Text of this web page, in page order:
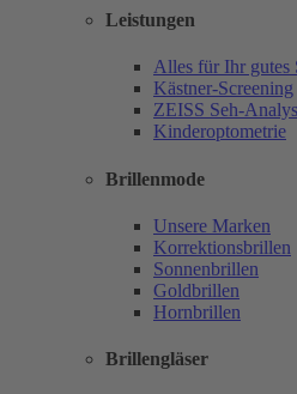
Leistungen
Alles für Ihr gutes
Kästner-Screening
ZEISS Seh-
Kinderoptometrie
Brillenmode
Unsere Marken
Korrektionsbrillen
Sonnenbrillen
Goldbrillen
Hornbrillen
Brillengläser